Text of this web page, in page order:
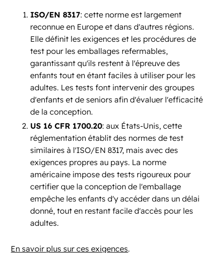
ISO/EN 8317: cette norme est largement
reconnue en Europe et dans d'autres régions.
Elle définit les exigences et les procédures de
test pour les emballages refermables,
garantissant qu'ils restent à l'épreuve des
enfants tout en étant faciles à utiliser pour les
adultes. Les tests font intervenir des groupes
d'enfants et de seniors afin d'évaluer l'efficacité
de la conception.
US 16 CFR 1700.20: aux États-Unis, cette
réglementation établit des normes de test
similaires à l'ISO/EN 8317, mais avec des
exigences propres au pays. La norme
américaine impose des tests rigoureux pour
certifier que la conception de l'emballage
empêche les enfants d'y accéder dans un délai
donné, tout en restant facile d'accès pour les
adultes.
En savoir plus sur ces exigences.